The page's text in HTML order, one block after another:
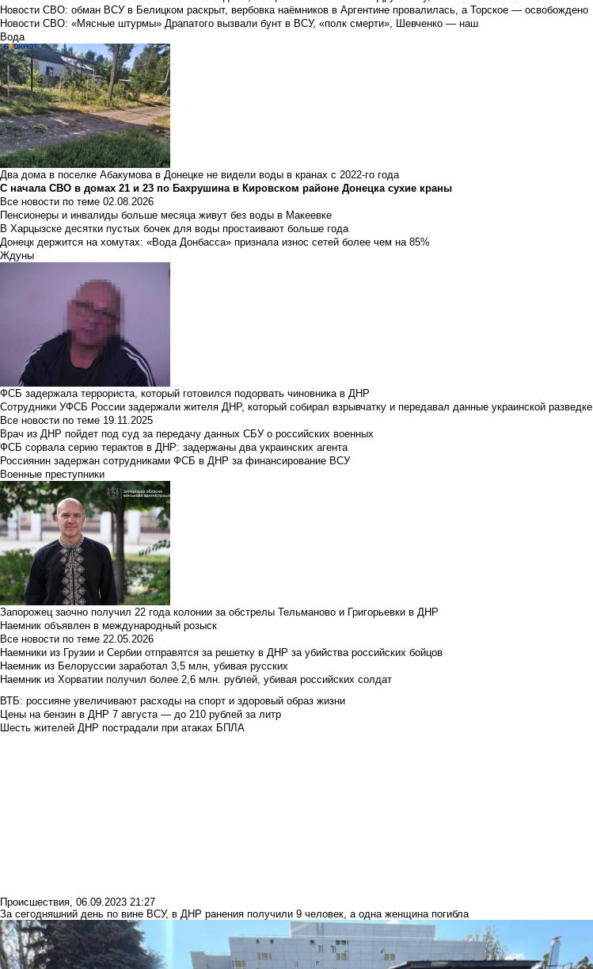
Новости СВО: обман ВСУ в Белицком раскрыт, вербовка наёмников в Аргентине провалилась, а Торское — освобождено
Новости СВО: «Мясные штурмы» Драпатого вызвали бунт в ВСУ, «полк смерти», Шевченко — наш
Вода
Два дома в поселке Абакумова в Донецке не видели воды в кранах с 2022-го года
С начала СВО в домах 21 и 23 по Бахрушина в Кировском районе Донецка сухие краны
Все новости по теме 02.08.2026
Пенсионеры и инвалиды больше месяца живут без воды в Макеевке
В Харцызске десятки пустых бочек для воды простаивают больше года
Донецк держится на хомутах: «Вода Донбасса» признала износ сетей более чем на 85%
Ждуны
ФСБ задержала террориста, который готовился подорвать чиновника в ДНР
Сотрудники УФСБ России задержали жителя ДНР, который собирал взрывчатку и передавал данные украинской разведке
Все новости по теме 19.11.2025
Врач из ДНР пойдет под суд за передачу данных СБУ о российских военных
ФСБ сорвала серию терактов в ДНР: задержаны два украинских агента
Россиянин задержан сотрудниками ФСБ в ДНР за финансирование ВСУ
Военные преступники
Запорожец заочно получил 22 года колонии за обстрелы Тельманово и Григорьевки в ДНР
Наемник объявлен в международный розыск
Все новости по теме 22.05.2026
Наемники из Грузии и Сербии отправятся за решетку в ДНР за убийства российских бойцов
Наемник из Белоруссии заработал 3,5 млн, убивая русских
Наемник из Хорватии получил более 2,6 млн. рублей, убивая российских солдат
ВТБ: россияне увеличивают расходы на спорт и здоровый образ жизни
Цены на бензин в ДНР 7 августа — до 210 рублей за литр
Шесть жителей ДНР пострадали при атаках БПЛА
Происшествия 06.09.2023 21:27
За сегодняшний день по вине ВСУ, в ДНР ранения получили 9 человек, а одна женщина погибла